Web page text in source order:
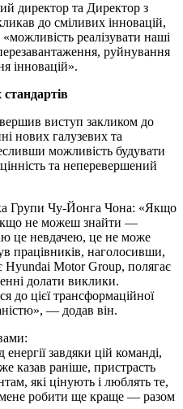
директор та Директор з
до сміливих інновацій,
реалізувати наші
руйнування
інновацій».
виступ закликом до
нових галузевих та
можливість будувати
та неперевершений
Групи Чу-Йонга Чона: «Якщо
не можеш знайти —
це невдачею, це не може
працівників, наголосивши,
Motor Group, полягає
долати виклики.
до цієї трансформаційної
— додав він.
завдяки цій команді,
казав раніше, пристрасть
які цінують і люблять те,
робити ще краще — разом